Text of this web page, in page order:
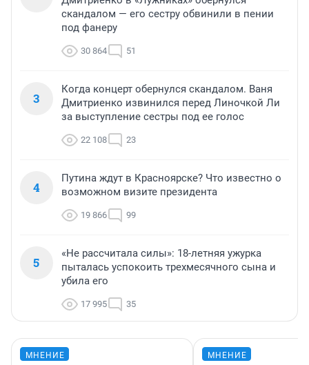
скандалом — его сестру обвинили в пении
под фанеру
30 864 51
3
Когда концерт обернулся скандалом. Ваня
Дмитриенко извинился перед Линочкой Ли
за выступление сестры под ее голос
22 108 23
4
Путина ждут в Красноярске? Что известно о
возможном визите президента
19 866 99
5
«Не рассчитала силы»: 18-летняя ужурка
пыталась успокоить трехмесячного сына и
убила его
17 995 35
МНЕНИЕ МНЕНИЕ